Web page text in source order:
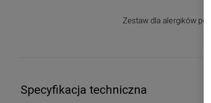
Zestaw dla alergików
Specyfikacja techniczna